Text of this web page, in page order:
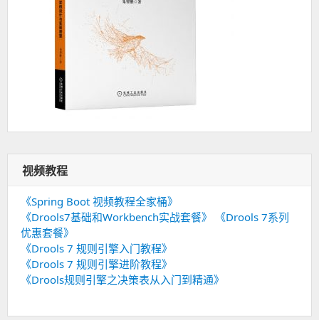
视频教程
《Spring Boot 视频教程全家桶》
《Drools7基础和Workbench实战套餐》
《Drools 7系列
优惠套餐》
《Drools 7 规则引擎入门教程》
《Drools 7 规则引擎进阶教程》
《Drools规则引擎之决策表从入门到精通》